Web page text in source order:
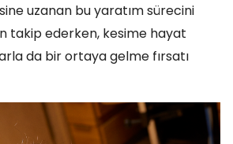
uzanan bu yaratım sürecini
takip ederken, kesime hayat
da bir ortaya gelme fırsatı